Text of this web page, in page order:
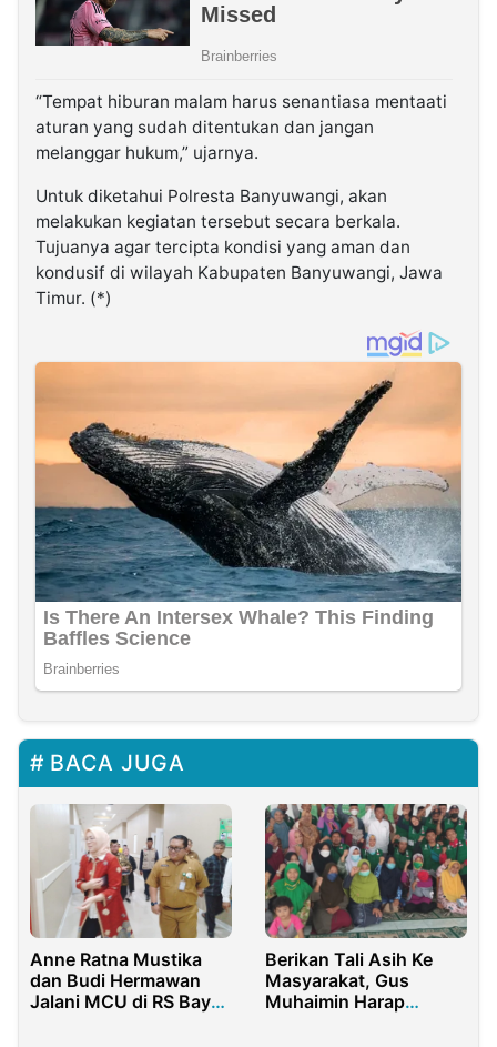
“Tempat hiburan malam harus senantiasa mentaati
aturan yang sudah ditentukan dan jangan
melanggar hukum,” ujarnya.
Untuk diketahui Polresta Banyuwangi, akan
melakukan kegiatan tersebut secara berkala.
Tujuanya agar tercipta kondisi yang aman dan
kondusif di wilayah Kabupaten Banyuwangi, Jawa
Timur. (*)
BACA JUGA
Anne Ratna Mustika
dan Budi Hermawan
Jalani MCU di RS Bayu
Berikan Tali Asih Ke
Masyarakat, Gus
Muhaimin Harap